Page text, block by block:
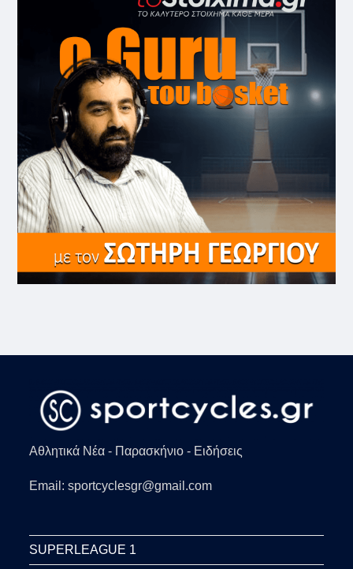
Αθλητικά Νέα - Παρασκήνιο - Ειδήσεις
Email: sportcyclesgr@gmail.com
SUPERLEAGUE 1